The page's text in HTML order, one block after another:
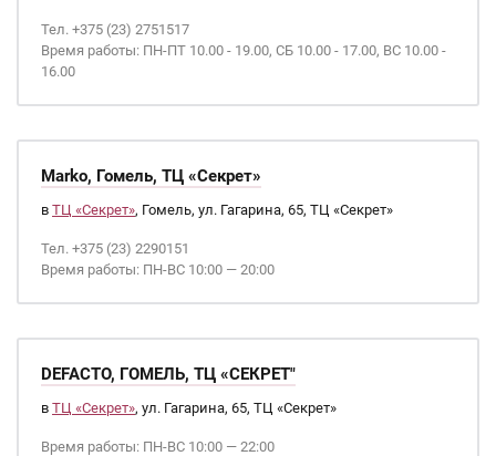
Тел. +375 (23) 2751517
Время работы: ПН-ПТ 10.00 - 19.00, СБ 10.00 - 17.00, ВС 10.00 -
16.00
Marko, Гомель, ТЦ «Секрет»
в ТЦ «Секрет», Гомель, ул. Гагарина, 65, ТЦ «Секрет»
Тел. +375 (23) 2290151
Время работы: ПН-ВС 10:00 — 20:00
DEFACTO, ГОМЕЛЬ, ТЦ «СЕКРЕТ"
в ТЦ «Секрет», ул. Гагарина, 65, ТЦ «Секрет»
Время работы: ПН-ВС 10:00 — 22:00